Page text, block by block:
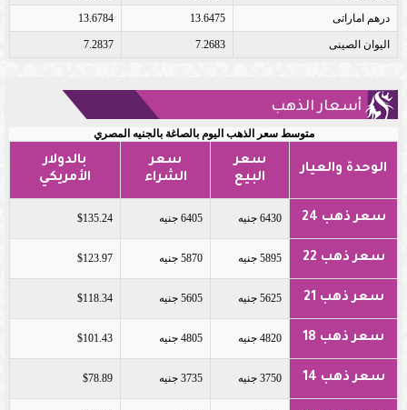
درهم اماراتى 13.6475
13.6784
اليوان الصينى 7.2683
7.2837
أسعار الذهب
متوسط سعر الذهب اليوم بالصاغة بالجنيه المصري
الوحدة والعيار
سعر
البيع
سعر
الشراء
بالدولار
الأمريكي
سعر ذهب 24 6430 جنيه 6405 جنيه $135.24
سعر ذهب 22 5895 جنيه 5870 جنيه $123.97
سعر ذهب 21 5625 جنيه 5605 جنيه $118.34
سعر ذهب 18 4820 جنيه 4805 جنيه $101.43
سعر ذهب 14 3750 جنيه 3735 جنيه $78.89